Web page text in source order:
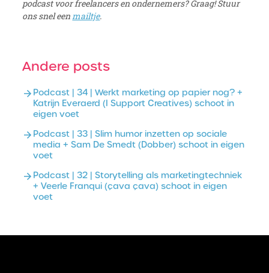
podcast voor freelancers en ondernemers? Graag! Stuur
ons snel eenmailtje.
Andere posts
Podcast | 34 | Werkt marketing op papier nog? +
Katrijn Everaerd (I Support Creatives) schoot in
eigen voet
Podcast | 33 | Slim humor inzetten op sociale
media + Sam De Smedt (Dobber) schoot in eigen
voet
Podcast | 32 | Storytelling als marketingtechniek
+ Veerle Franqui (çava çava) schoot in eigen
voet